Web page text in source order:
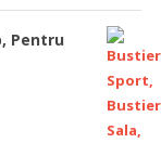
Pentru